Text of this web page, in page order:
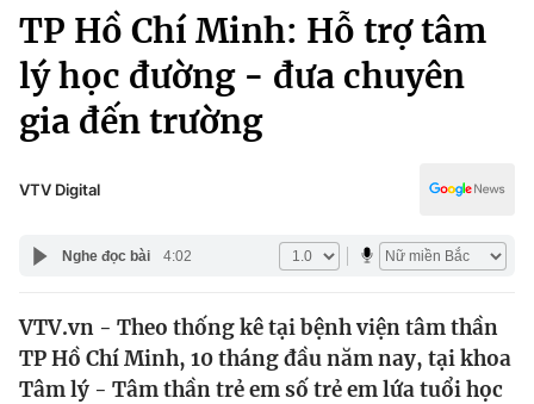
Chuyên mục
Chính trị
Thế giới
Pháp luật
Thể thao
Truyền hình
Giáo dục
TP Hồ Chí Minh: Hỗ trợ tâm
lý học đường - đưa chuyên
gia đến trường
VTV Digital
Nghe đọc bài 4:02
VTV.vn - Theo thống kê tại bệnh viện tâm thần
TP Hồ Chí Minh, 10 tháng đầu năm nay, tại khoa
Tâm lý - Tâm thần trẻ em số trẻ em lứa tuổi học